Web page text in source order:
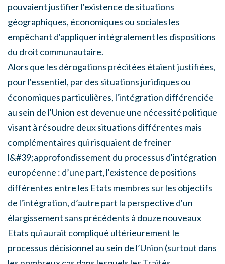
pouvaient justifier l'existence de situations
géographiques, économiques ou sociales les
empêchant d'appliquer intégralement les dispositions
du droit communautaire.
Alors que les dérogations précitées étaient justifiées,
pour l'essentiel, par des situations juridiques ou
économiques particulières, l'intégration différenciée
au sein de l'Union est devenue une nécessité politique
visant à résoudre deux situations différentes mais
complémentaires qui risquaient de freiner
l&#39;approfondissement du processus d'intégration
européenne : d’une part, l'existence de positions
différentes entre les Etats membres sur les objectifs
de l'intégration, d’autre part la perspective d'un
élargissement sans précédents à douze nouveaux
Etats qui aurait compliqué ultérieurement le
processus décisionnel au sein de l’Union (surtout dans